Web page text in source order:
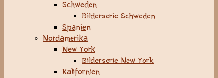
Schweden
Bilderserie Schweden
Spanien
Nordamerika
New York
Bilderserie New York
Kalifornien